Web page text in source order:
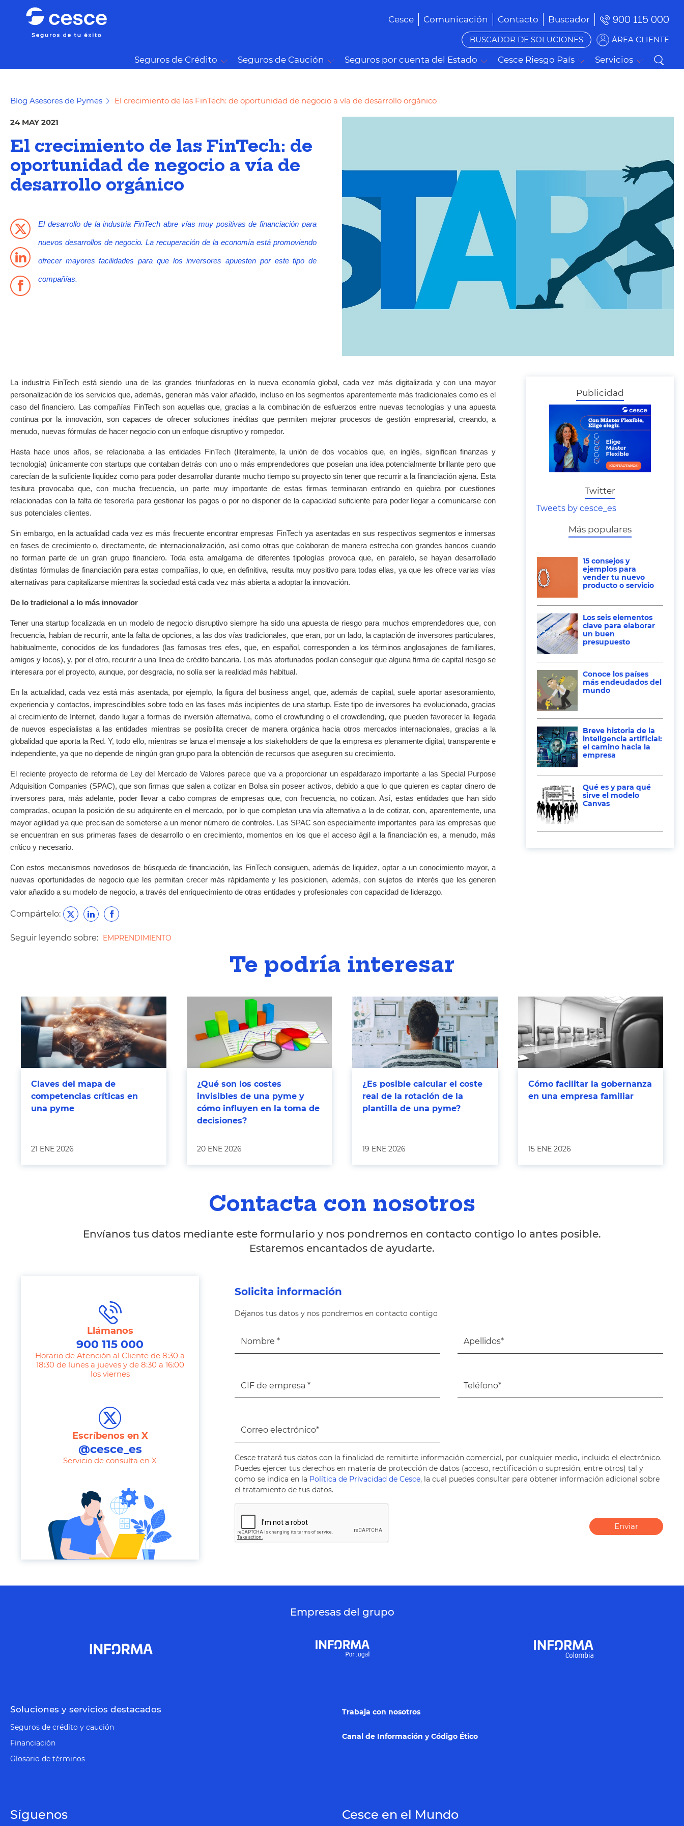
Cesce Comunicación Contacto Buscador 900 115 000
BUSCADOR DE SOLUCIONES ÁREA CLIENTE
Seguros de Crédito Seguros de Caución Seguros por cuenta del Estado Cesce Riesgo País Servicios
Blog Asesores de Pymes El crecimiento de las FinTech: de oportunidad de negocio a vía de desarrollo orgánico
24 MAY 2021
El crecimiento de las FinTech: de
oportunidad de negocio a vía de
desarrollo orgánico
El desarrollo de la industria FinTech abre vías muy positivas de financiación para
nuevos desarrollos de negocio. La recuperación de la economía está promoviendo
ofrecer mayores facilidades para que los inversores apuesten por este tipo de
compañías.
La industria FinTech está siendo una de las grandes triunfadoras en la nueva economía global, cada vez más digitalizada y con una mayor
personalización de los servicios que, además, generan más valor añadido, incluso en los segmentos aparentemente más tradicionales como es el
caso del financiero. Las compañías FinTech son aquellas que, gracias a la combinación de esfuerzos entre nuevas tecnologías y una apuesta
continua por la innovación, son capaces de ofrecer soluciones inéditas que permiten mejorar procesos de gestión empresarial, creando, a
menudo, nuevas fórmulas de hacer negocio con un enfoque disruptivo y rompedor.
Hasta hace unos años, se relacionaba a las entidades FinTech (literalmente, la unión de dos vocablos que, en inglés, significan finanzas y
tecnología) únicamente con startups que contaban detrás con uno o más emprendedores que poseían una idea potencialmente brillante pero que
carecían de la suficiente liquidez como para poder desarrollar durante mucho tiempo su proyecto sin tener que recurrir a la financiación ajena. Esta
tesitura provocaba que, con mucha frecuencia, un parte muy importante de estas firmas terminaran entrando en quiebra por cuestiones
relacionadas con la falta de tesorería para gestionar los pagos o por no disponer de la capacidad suficiente para poder llegar a comunicarse con
sus potenciales clientes.
Sin embargo, en la actualidad cada vez es más frecuente encontrar empresas FinTech ya asentadas en sus respectivos segmentos e inmersas
en fases de crecimiento o, directamente, de internacionalización, así como otras que colaboran de manera estrecha con grandes bancos cuando
no forman parte de un gran grupo financiero. Toda esta amalgama de diferentes tipologías provoca que, en paralelo, se hayan desarrollado
distintas fórmulas de financiación para estas compañías, lo que, en definitiva, resulta muy positivo para todas ellas, ya que les ofrece varias vías
alternativas para capitalizarse mientras la sociedad está cada vez más abierta a adoptar la innovación.
De lo tradicional a lo más innovador
Tener una startup focalizada en un modelo de negocio disruptivo siempre ha sido una apuesta de riesgo para muchos emprendedores que, con
frecuencia, habían de recurrir, ante la falta de opciones, a las dos vías tradicionales, que eran, por un lado, la captación de inversores particulares,
habitualmente, conocidos de los fundadores (las famosas tres efes, que, en español, corresponden a los términos anglosajones de familiares,
amigos y locos), y, por el otro, recurrir a una línea de crédito bancaria. Los más afortunados podían conseguir que alguna firma de capital riesgo se
interesara por el proyecto, aunque, por desgracia, no solía ser la realidad más habitual.
En la actualidad, cada vez está más asentada, por ejemplo, la figura del business angel, que, además de capital, suele aportar asesoramiento,
experiencia y contactos, imprescindibles sobre todo en las fases más incipientes de una startup. Este tipo de inversores ha evolucionado, gracias
al crecimiento de Internet, dando lugar a formas de inversión alternativa, como el crowfunding o el crowdlending, que pueden favorecer la llegada
de nuevos especialistas a las entidades mientras se posibilita crecer de manera orgánica hacia otros mercados internacionales, gracias a la
globalidad que aporta la Red. Y, todo ello, mientras se lanza el mensaje a los stakeholders de que la empresa es plenamente digital, transparente e
independiente, ya que no depende de ningún gran grupo para la obtención de recursos que aseguren su crecimiento.
El reciente proyecto de reforma de Ley del Mercado de Valores parece que va a proporcionar un espaldarazo importante a las Special Purpose
Adquisition Companies (SPAC), que son firmas que salen a cotizar en Bolsa sin poseer activos, debido a que lo que quieren es captar dinero de
inversores para, más adelante, poder llevar a cabo compras de empresas que, con frecuencia, no cotizan. Así, estas entidades que han sido
compradas, ocupan la posición de su adquirente en el mercado, por lo que completan una vía alternativa a la de cotizar, con, aparentemente, una
mayor agilidad ya que precisan de someterse a un menor número de controles. Las SPAC son especialmente importantes para las empresas que
se encuentran en sus primeras fases de desarrollo o en crecimiento, momentos en los que el acceso ágil a la financiación es, a menudo, más
crítico y necesario.
Con estos mecanismos novedosos de búsqueda de financiación, las FinTech consiguen, además de liquidez, optar a un conocimiento mayor, a
nuevas oportunidades de negocio que les permitan crecer más rápidamente y les posicionen, además, con sujetos de interés que les generen
valor añadido a su modelo de negocio, a través del enriquecimiento de otras entidades y profesionales con capacidad de liderazgo.
Compártelo:
Seguir leyendo sobre: EMPRENDIMIENTO
Publicidad
Twitter
Tweets by cesce_es
Más populares
15 consejos y
ejemplos para
vender tu nuevo
producto o servicio
Los seis elementos
clave para elaborar
un buen
presupuesto
Conoce los países
más endeudados del
mundo
Breve historia de la
inteligencia artificial:
el camino hacia la
empresa
Qué es y para qué
sirve el modelo
Canvas
Te podría interesar
Claves del mapa de
competencias críticas en
una pyme
21 ENE 2026
¿Qué son los costes
invisibles de una pyme y
cómo influyen en la toma de
decisiones?
20 ENE 2026
¿Es posible calcular el coste
real de la rotación de la
plantilla de una pyme?
19 ENE 2026
Cómo facilitar la gobernanza
en una empresa familiar
15 ENE 2026
Contacta con nosotros
Envíanos tus datos mediante este formulario y nos pondremos en contacto contigo lo antes posible.
Estaremos encantados de ayudarte.
Llámanos
900 115 000
Horario de Atención al Cliente de 8:30 a
18:30 de lunes a jueves y de 8:30 a 16:00
los viernes
Escríbenos en X
@cesce_es
Servicio de consulta en X
Solicita información
Déjanos tus datos y nos pondremos en contacto contigo
Cesce tratará tus datos con la finalidad de remitirte información comercial, por cualquier medio, incluido el electrónico.
Puedes ejercer tus derechos en materia de protección de datos (acceso, rectificación o supresión, entre otros) tal y
como se indica en la Política de Privacidad de Cesce, la cual puedes consultar para obtener información adicional sobre
el tratamiento de tus datos.
Enviar
Empresas del grupo
Soluciones y servicios destacados
Seguros de crédito y caución
Financiación
Glosario de términos
Trabaja con nosotros
Canal de Información y Código Ético
Síguenos Cesce en el Mundo